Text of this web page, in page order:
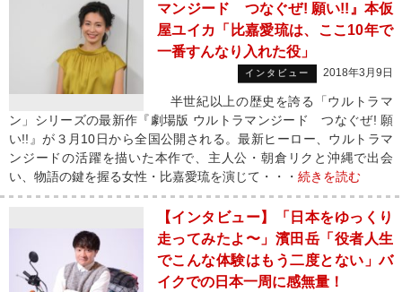
マンジード つなぐぜ! 願い!!』本仮
屋ユイカ「比嘉愛琉は、ここ10年で
一番すんなり入れた役」
インタビュー 2018年3月9日
半世紀以上の歴史を誇る「ウルトラマ
ン」シリーズの最新作『劇場版 ウルトラマンジード つなぐぜ! 願
い!!』が３月10日から全国公開される。最新ヒーロー、ウルトラマ
ンジードの活躍を描いた本作で、主人公・朝倉リクと沖縄で出会
い、物語の鍵を握る女性・比嘉愛琉を演じて・・・ 続きを読む
【インタビュー】「日本をゆっくり
走ってみたよ〜」濱田岳「役者人生
でこんな体験はもう二度とない」バ
イクでの日本一周に感無量！